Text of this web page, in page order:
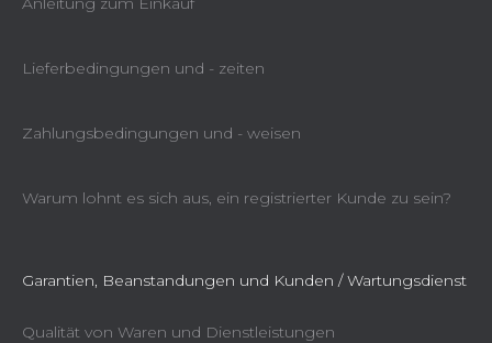
Lieferbedingungen und - zeiten
Zahlungsbedingungen und - weisen
Warum lohnt es sich aus, ein registrierter Kunde zu sein?
Garantien, Beanstandungen und Kunden / Wartungsdienst
Qualität von Waren und Dienstleistungen